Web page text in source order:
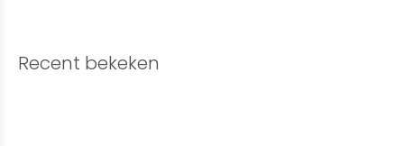
Recent bekeken